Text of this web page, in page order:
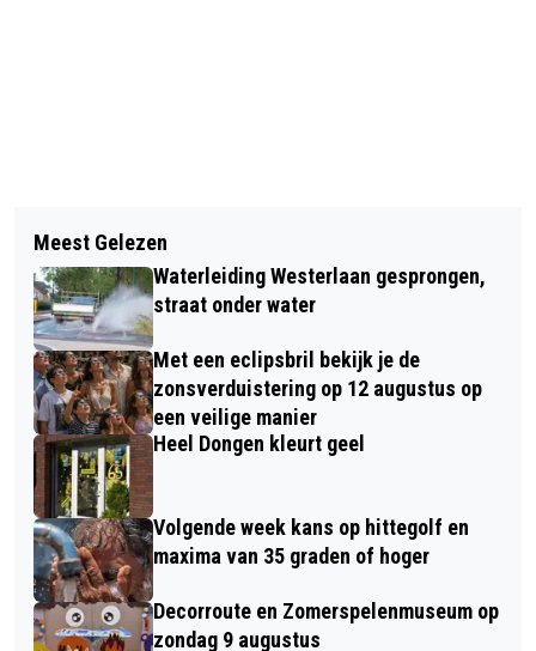
DONGENS DARTS COMPETITIE
VERSLAG WATERPOLOWEDSTRIJDEN
ZV DE VENNEN
Meest Gelezen
Waterleiding Westerlaan gesprongen,
straat onder water
Met een eclipsbril bekijk je de
zonsverduistering op 12 augustus op
een veilige manier
Heel Dongen kleurt geel
Volgende week kans op hittegolf en
maxima van 35 graden of hoger
Decorroute en Zomerspelenmuseum op
zondag 9 augustus